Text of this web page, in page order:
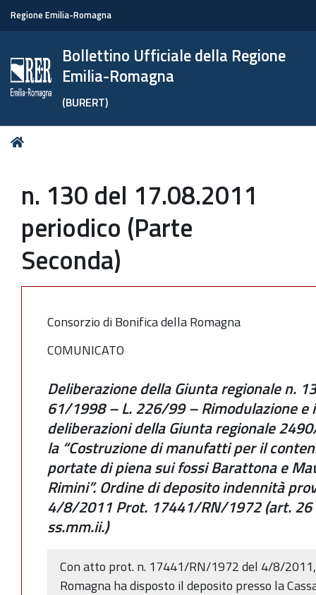
Regione Emilia-Romagna
Bollettino Ufficiale della Regione
Emilia-Romagna
(BURERT)
Tu
n. 130 del 17.08.2011
periodico (Parte
Seconda)
Consorzio di Bonifica della Romagna
COMUNICATO
Deliberazione della Giunta regionale n.
61/1998 – L. 226/99 – Rimodulazione e
deliberazioni della Giunta regionale
la “Costruzione di manufatti per il
portate di piena sui fossi Barattona e
Rimini”. Ordine di deposito indennità
4/8/2011 Prot. 17441/RN/1972 (art. 26
ss.mm.ii.)
Con atto prot. n. 17441/RN/1972 del 4/8/
Romagna ha disposto il deposito presso la